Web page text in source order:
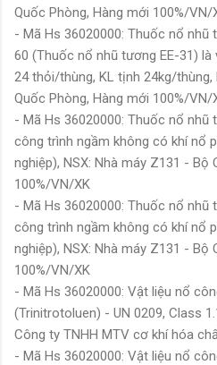
Quốc Phòng, Hàng mới 100%/VN/
- Mã Hs 36020000: Thuốc nổ nhũ
60 (Thuốc nổ nhũ tương EE-31) là
24 thỏi/thùng, KL tịnh 24kg/thùng,
Quốc Phòng, Hàng mới 100%/VN/
- Mã Hs 36020000: Thuốc nổ
công trình ngầm không có khí nổ
nghiệp), NSX: Nhà máy Z131 - Bộ
100%/VN/XK
- Mã Hs 36020000: Thuốc nổ
công trình ngầm không có khí nổ
nghiệp), NSX: Nhà máy Z131 - Bộ
100%/VN/XK
- Mã Hs 36020000: Vật liệu nổ
(Trinitrotoluen) - UN 0209, Class
Công ty TNHH MTV cơ khí hóa
- Mã Hs 36020000: Vật liệu nổ